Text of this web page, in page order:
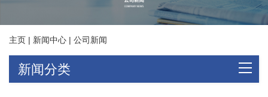
主页 | 新闻中心 | 公司新闻
新闻分类